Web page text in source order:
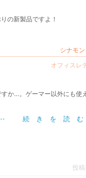
の新製品ですよ！
シナモン
すか…。ゲーマー以外にも使
続 き を 読 む
投稿